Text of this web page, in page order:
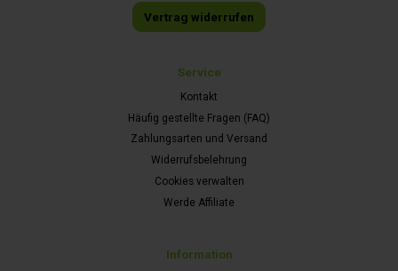
Vertrag widerrufen
Service
Kontakt
Häufig gestellte Fragen (FAQ)
Zahlungsarten und Versand
Widerrufsbelehrung
Cookies verwalten
Werde Affiliate
Information